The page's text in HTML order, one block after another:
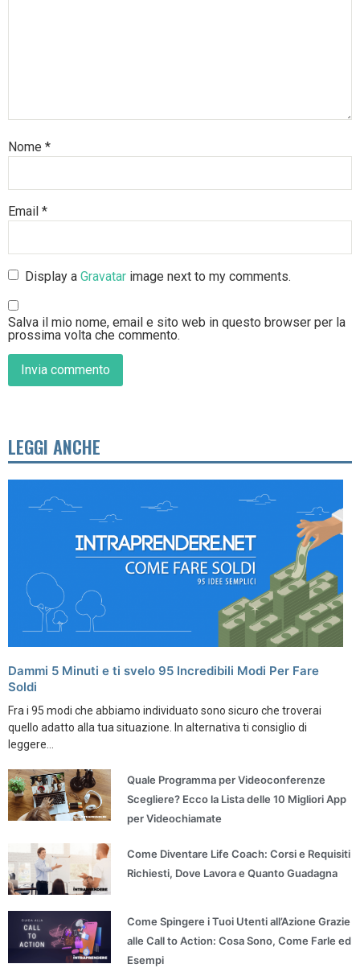
Nome *
Email *
Display aGravatar image next to my comments.
Salva il mio nome, email e sito web in questo browser per la
prossima volta che commento.
LEGGI ANCHE
Dammi 5 Minuti e ti svelo 95 Incredibili Modi Per Fare
Soldi
Fra i 95 modi che abbiamo individuato sono sicuro che troverai
quello adatto alla tua situazione. In alternativa ti consiglio di
leggere...
Quale Programma per Videoconferenze
Scegliere? Ecco la Lista delle 10 Migliori App
per Videochiamate
Come Diventare Life Coach: Corsi e Requisiti
Richiesti, Dove Lavora e Quanto Guadagna
Come Spingere i Tuoi Utenti all’Azione Grazie
alle Call to Action: Cosa Sono, Come Farle ed
Esempi